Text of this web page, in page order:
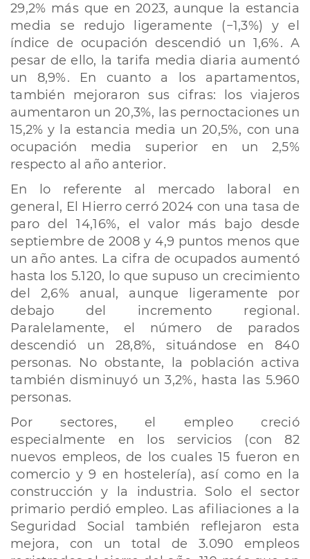
29,2% más que en 2023, aunque la estancia
media se redujo ligeramente (−1,3%) y el
índice de ocupación descendió un 1,6%. A
pesar de ello, la tarifa media diaria aumentó
un 8,9%. En cuanto a los apartamentos,
también mejoraron sus cifras: los viajeros
aumentaron un 20,3%, las pernoctaciones un
15,2% y la estancia media un 20,5%, con una
ocupación media superior en un 2,5%
respecto al año anterior.
En lo referente al mercado laboral en
general, El Hierro cerró 2024 con una tasa de
paro del 14,16%, el valor más bajo desde
septiembre de 2008 y 4,9 puntos menos que
un año antes. La cifra de ocupados aumentó
hasta los 5.120, lo que supuso un crecimiento
del 2,6% anual, aunque ligeramente por
debajo del incremento regional.
Paralelamente, el número de parados
descendió un 28,8%, situándose en 840
personas. No obstante, la población activa
también disminuyó un 3,2%, hasta las 5.960
personas.
Por sectores, el empleo creció
especialmente en los servicios (con 82
nuevos empleos, de los cuales 15 fueron en
comercio y 9 en hostelería), así como en la
construcción y la industria. Solo el sector
primario perdió empleo. Las afiliaciones a la
Seguridad Social también reflejaron esta
mejora, con un total de 3.090 empleos